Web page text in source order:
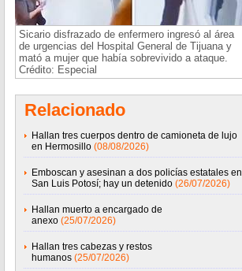
Sicario disfrazado de enfermero ingresó al área
de urgencias del Hospital General de Tijuana y
mató a mujer que había sobrevivido a ataque.
Crédito: Especial
Relacionado
Hallan tres cuerpos dentro de camioneta de lujo
en Hermosillo (08/08/2026)
Emboscan y asesinan a dos policías estatales en
San Luis Potosí; hay un detenido (26/07/2026)
Hallan muerto a encargado de
anexo (25/07/2026)
Hallan tres cabezas y restos
humanos (25/07/2026)